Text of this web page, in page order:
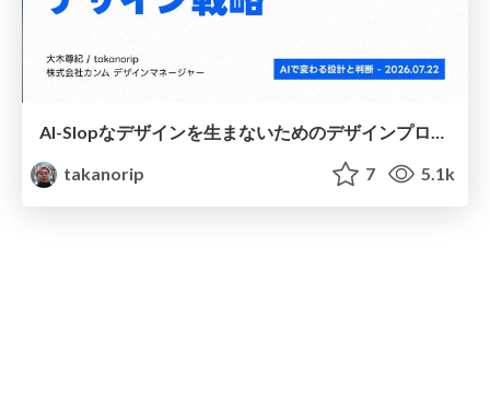
AI-Slopなデザインを生まないためのデザインプロセス戦略
takanorip
7 5.1k